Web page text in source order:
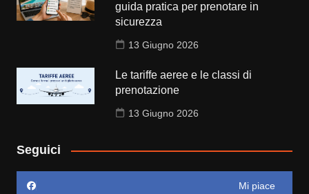
guida pratica per prenotare in
sicurezza
13 Giugno 2026
Le tariffe aeree e le classi di
prenotazione
13 Giugno 2026
Seguici
Mi piace